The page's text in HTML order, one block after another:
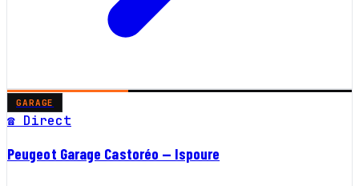
GARAGE
☎ Direct
Peugeot Garage Castoréo — Ispoure